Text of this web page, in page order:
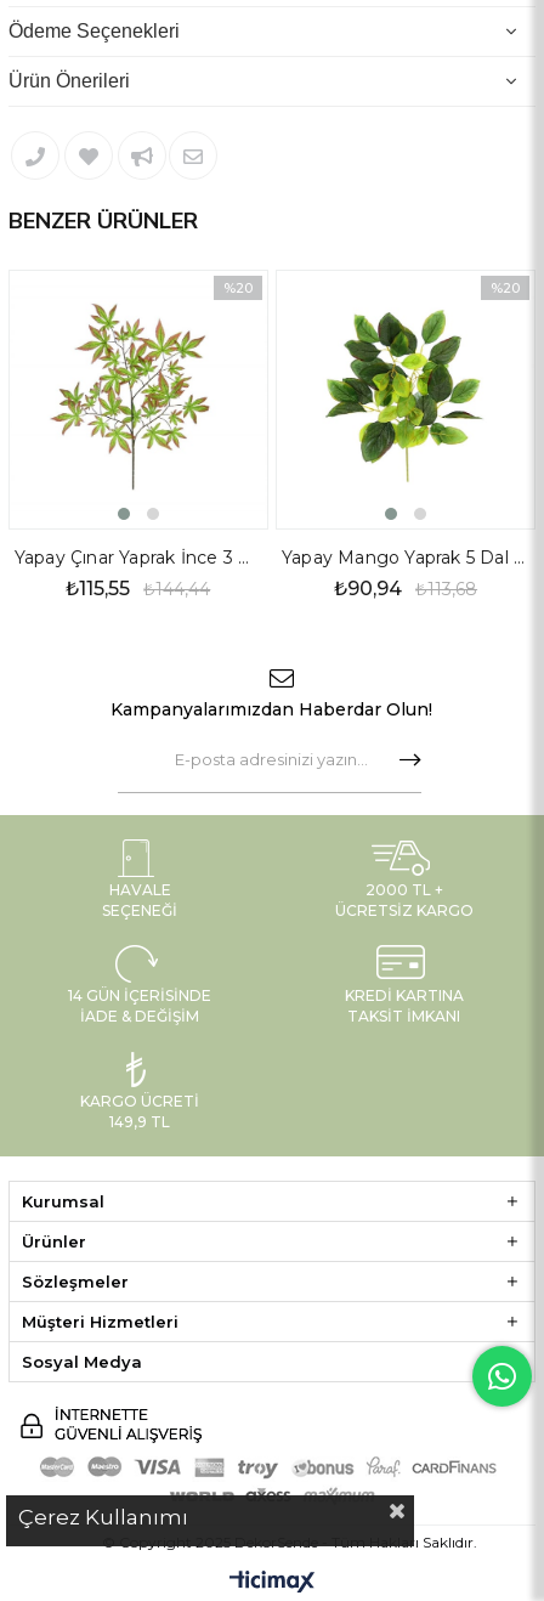
Ürünlerimizde UV(ultraviyole) koruması bulunmamaktadır.
Ödeme Seçenekleri
Ürün Önerileri
BENZER ÜRÜNLER
Yapay Çınar Yaprak İnce 3 Dal Yeşil Kahve 60 cm
₺115,55 ₺144,44
%20
Yapay Mango Yaprak 5 Dal Açık Yeşil 60 cm
₺90,94 ₺113,68
%20
Kampanyalarımızdan Haberdar Olun!
HAVALE
SEÇENEĞI
2000 TL +
ÜCRETSIZ KARGO
14 GÜN İÇERISINDE
İADE & DEĞIŞIM
KREDI KARTINA
TAKSIT İMKANI
KARGO ÜCRETI
149,9 TL
Kurumsal
Ürünler
Sözleşmeler
Müşteri Hizmetleri
Sosyal Medya
© Copyright 2025 DekorSende - Tüm Hakları Saklıdır.
Çerez Kullanımı